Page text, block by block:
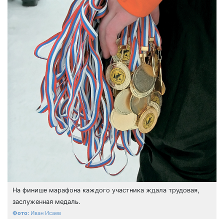
На финише марафона каждого участника ждала трудовая,
заслуженная медаль.
Иван Исаев